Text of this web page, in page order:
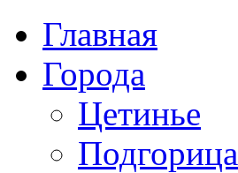
Главная
Города
Цетинье
Подгорица